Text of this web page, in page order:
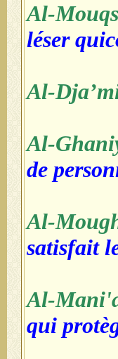
Al-
léser
Al-
Al-
de
Al-
satisfait
Al-
qui